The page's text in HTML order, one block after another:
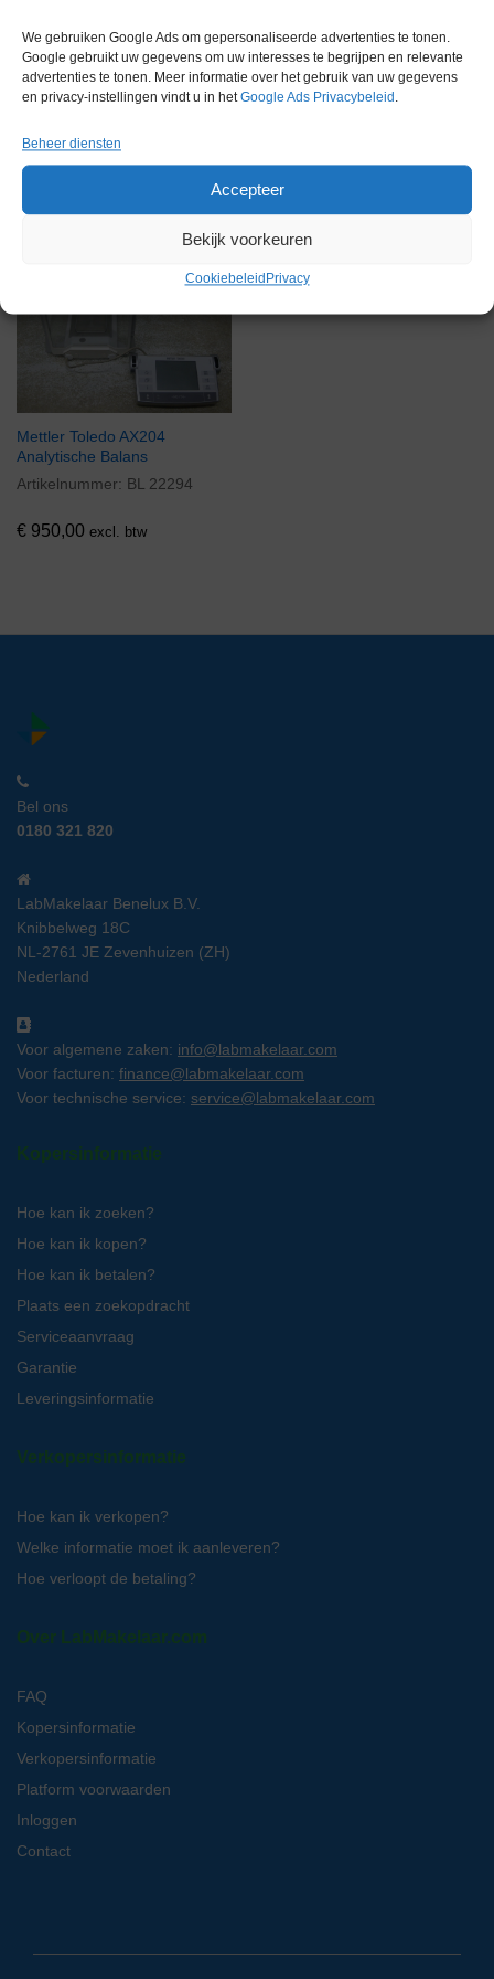
We gebruiken Google Ads om gepersonaliseerde advertenties te tonen.
Google gebruikt uw gegevens om uw interesses te begrijpen en relevante
advertenties te tonen. Meer informatie over het gebruik van uw gegevens
en privacy-instellingen vindt u in hetGoogle Ads Privacybeleid .
Beheer diensten
Accepteer
Bekijk voorkeuren
Cookiebeleid Privacy
Via bemiddeling
Mettler Toledo AX204
Analytische Balans
Artikelnummer: BL 22294
€ 950,00 excl. btw
Bel ons
0180 321 820
LabMakelaar Benelux B.V.
Knibbelweg 18C
NL-2761 JE Zevenhuizen (ZH)
Nederland
Voor algemene zaken: info@labmakelaar.com
Voor facturen: finance@labmakelaar.com
Voor technische service: service@labmakelaar.com
Kopersinformatie
Hoe kan ik zoeken?
Hoe kan ik kopen?
Hoe kan ik betalen?
Plaats een zoekopdracht
Serviceaanvraag
Garantie
Leveringsinformatie
Verkopersinformatie
Hoe kan ik verkopen?
Welke informatie moet ik aanleveren?
Hoe verloopt de betaling?
Over LabMakelaar.com
FAQ
Kopersinformatie
Verkopersinformatie
Platform voorwaarden
Inloggen
Contact